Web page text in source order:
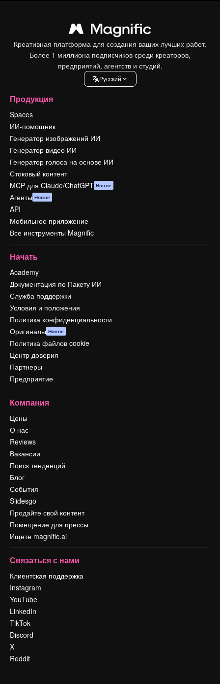
Креативная платформа для создания ваших лучших работ.
Более 1 миллиона подписчиков среди креаторов,
предприятий, агентств и студий.
Pусский
Продукция
Spaces
ИИ-помощник
Генератор изображений ИИ
Генератор видео ИИ
Генератор голоса на основе ИИ
Стоковый контент
MCP для Claude/ChatGPT Новое
Агенты Новое
API
Мобильное приложение
Все инструменты Magnific
Начать
Academy
Документация по Пакету ИИ
Служба поддержки
Условия и положения
Политика конфиденциальности
Оригиналы Новое
Политика файлов cookie
Центр доверия
Партнеры
Предприятие
Компания
Цены
О нас
Reviews
Вакансии
Поиск тенденций
Блог
События
Slidesgo
Продайте свой контент
Помещение для прессы
Ищете magnific.ai
Связаться с нами
Клиентская поддержка
Instagram
YouTube
LinkedIn
TikTok
Discord
X
Reddit